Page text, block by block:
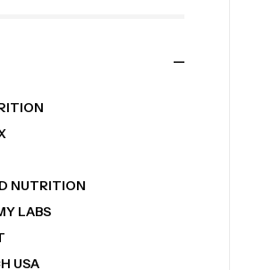
NUTRITION
LABS
USA